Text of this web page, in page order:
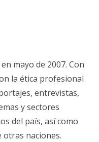
mayo de 2007. Con
la ética profesional
entrevistas,
y sectores
del país, así como
otras naciones.